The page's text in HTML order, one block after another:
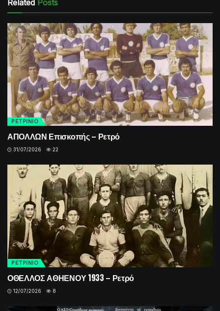
Related Posts
ΡΕΤΡINIO
ΑΠΟΛΛΩΝ Επισκοπής – Ρετρό
31/07/2026 22
ΡΕΤΡINIO
ΟΘΕΛΛΟΣ ΑΘΗΕΝΟΥ 1933 – Ρετρό
12/07/2026 8